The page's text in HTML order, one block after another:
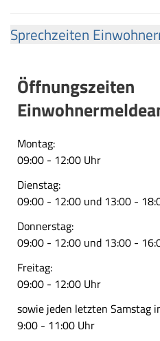
Sprechzeiten
Öffnungszeiten
Montag:
09:00 - 12:00 Uhr
Dienstag:
09:00 - 12:00 und 13:00 -
Donnerstag:
09:00 - 12:00 und 13:00 -
Freitag:
09:00 - 12:00 Uhr
sowie jeden letzten Samstag
9:00 - 11:00 Uhr